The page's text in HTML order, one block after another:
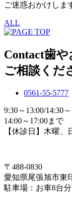
ご迷惑おかけしま
ALL
Contact歯や
ご相談くだ
0561-55-5777
9:30～13:00/14:30
14:00～17:00まで
【休診日】木曜、
〒488-0830
愛知県尾張旭市東
駐車場：お車8台分